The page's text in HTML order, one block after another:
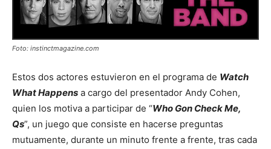
Foto: instinctmagazine.com
Estos dos actores estuvieron en el programa de Watch
What Happens a cargo del presentador Andy Cohen,
quien los motiva a participar de “Who Gon Check Me,
Qs”, un juego que consiste en hacerse preguntas
mutuamente, durante un minuto frente a frente, tras cada